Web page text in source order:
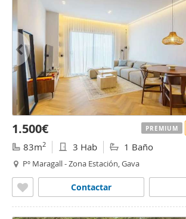
1.500€
83m2 3 Hab 1 Baño
Pº Maragall - Zona Estación, Gava
Contactar
PREMIUM